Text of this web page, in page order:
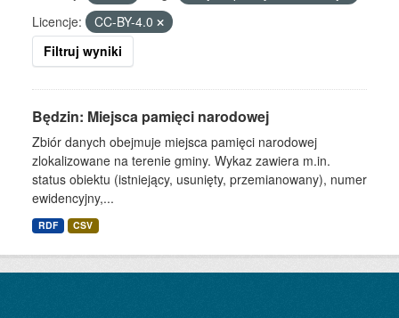
Licencje:
CC-BY-4.0
Filtruj wyniki
Będzin: Miejsca pamięci narodowej
Zbiór danych obejmuje miejsca pamięci narodowej
zlokalizowane na terenie gminy. Wykaz zawiera m.in.
status obiektu (istniejący, usunięty, przemianowany), numer
ewidencyjny,...
RDF CSV